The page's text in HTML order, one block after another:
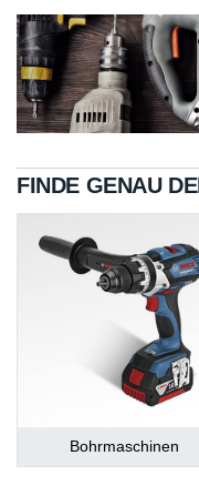
FINDE GENAU
Bohrmaschinen